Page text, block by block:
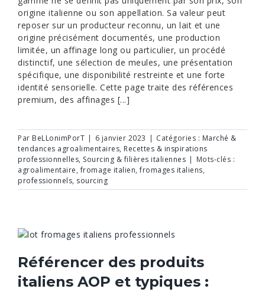
origine italienne ou son appellation. Sa valeur peut
reposer sur un producteur reconnu, un lait et une
origine précisément documentés, une production
limitée, un affinage long ou particulier, un procédé
distinctif, une sélection de meules, une présentation
spécifique, une disponibilité restreinte et une forte
identité sensorielle. Cette page traite des références
premium, des affinages [...]
Par BeLLonimPorT | 6 janvier 2023 | Catégories : Marché &
tendances agroalimentaires, Recettes & inspirations
professionnelles, Sourcing & filières italiennes | Mots-clés :
agroalimentaire,fromage italien,fromages italiens,
professionnels, sourcing
Référencer des produits
italiens AOP et typiques :